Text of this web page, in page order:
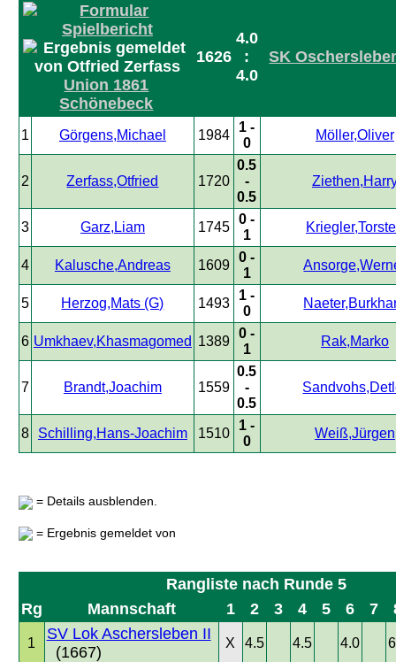
Union 1861
Schönebeck
1626
4.0
:
4.0
SK
1 Görgens,Michael 1984
1 -
0
Möller,Oliver
2 Zerfass,Otfried 1720
0.5
-
0.5
3 Garz,Liam 1745
0 -
1
4 Kalusche,Andreas 1609
0 -
1
5 Herzog,Mats (G) 1493
1 -
0
6 Umkhaev,Khasmagomed 1389
0 -
1
Rak,Marko
7 Brandt,Joachim 1559
0.5
-
0.5
8 Schilling,Hans-Joachim 1510
1 -
0
Weiß,Jürgen
= Details ausblenden.
= Ergebnis gemeldet von
Rangliste nach Runde 5
Rg
Mannschaft 1 2 3 4 5 6 7
1
SV Lok Aschersleben II
(1667)
X 4.5 4.5 4.0